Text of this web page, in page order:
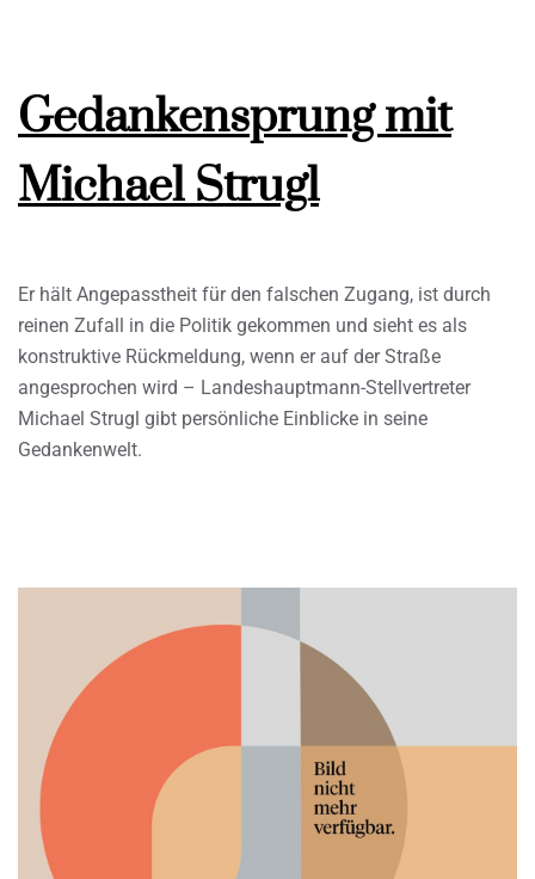
Gedankensprung mit
Michael Strugl
Er hält Angepasstheit für den falschen Zugang, ist durch
reinen Zufall in die Politik gekommen und sieht es als
konstruktive Rückmeldung, wenn er auf der Straße
angesprochen wird – Landeshauptmann-Stellvertreter
Michael Strugl gibt persönliche Einblicke in seine
Gedankenwelt.